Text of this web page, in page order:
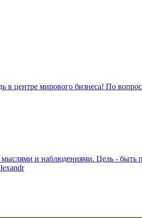
в центре мирового бизнеса! По
и наблюдениями. Цель - быть